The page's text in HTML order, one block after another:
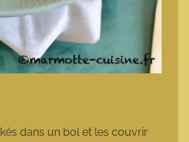
dans un bol et les couvrir